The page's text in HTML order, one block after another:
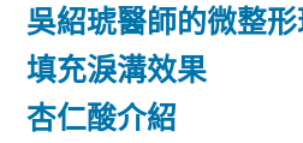
吳紹琥醫師的微整
填充淚溝效果
杏仁酸介紹